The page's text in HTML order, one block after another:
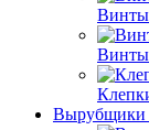
Винты
Винты
Вырубщики